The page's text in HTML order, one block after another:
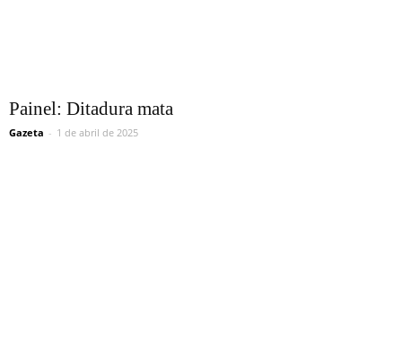
Painel: Ditadura mata
Gazeta - 1 de abril de 2025